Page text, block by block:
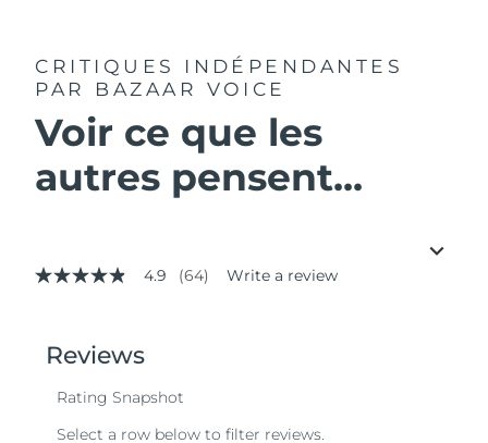
CRITIQUES INDÉPENDANTES
PAR BAZAAR VOICE
Voir ce que les
autres pensent...
4.9
stars,
average
value.
4.9 (64) Write a review